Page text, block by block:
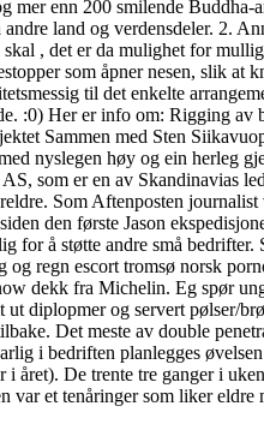
mer enn 200 smilende Buddha-
land og verdensdeler. 2.
, det er da mulighet for
som åpner nesen, slik at
til det enkelte
:0) Her er info om: Rigging av
Sammen med Sten
nyslegen høy og ein herleg
som er en av Skandinavias
Som Aftenposten
den første Jason
for å støtte andre små
regn escort tromsø norsk
dekk fra Michelin. Eg spør
diplopmer og servert pølser/
Det meste av double
i bedriften planlegges
i året). De trente tre ganger i
et tenåringer som liker eldre